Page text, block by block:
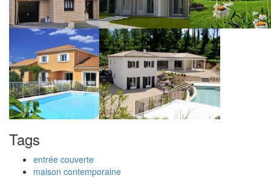
Tags
entrée couverte
maison contemporaine